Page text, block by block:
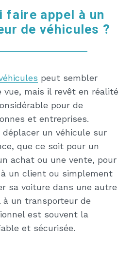
faire appel à un
de véhicules ?
peut sembler
vue, mais il revêt en réalité
pour de
et entreprises.
déplacer un véhicule sur
que ce soit pour un
achat ou une vente, pour
un client ou simplement
sa voiture dans une autre
à un transporteur de
est souvent la
et sécurisée.